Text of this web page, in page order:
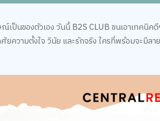
ป็นของตัวเอง วันนี้ B2S CLUB ขนเอาเทคนิค
ยความตั้งใจ วินัย และรักจริง ใครที่พร้อมจะมีลา